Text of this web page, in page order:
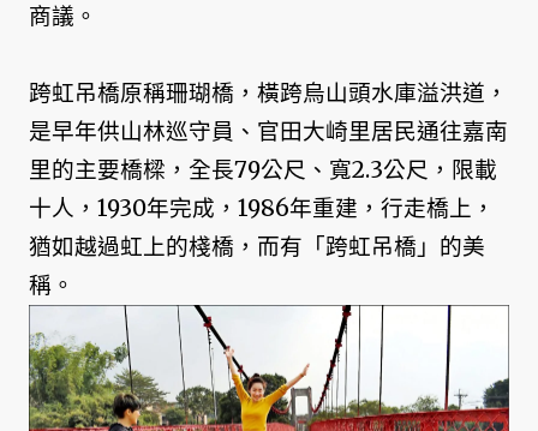
商議。
跨虹吊橋原稱珊瑚橋，橫跨烏山頭水庫溢洪道，
是早年供山林巡守員、官田大崎里居民通往嘉南
里的主要橋樑，全長79公尺、寬2.3公尺，限載
十人，1930年完成，1986年重建，行走橋上，
猶如越過虹上的棧橋，而有「跨虹吊橋」的美
稱。